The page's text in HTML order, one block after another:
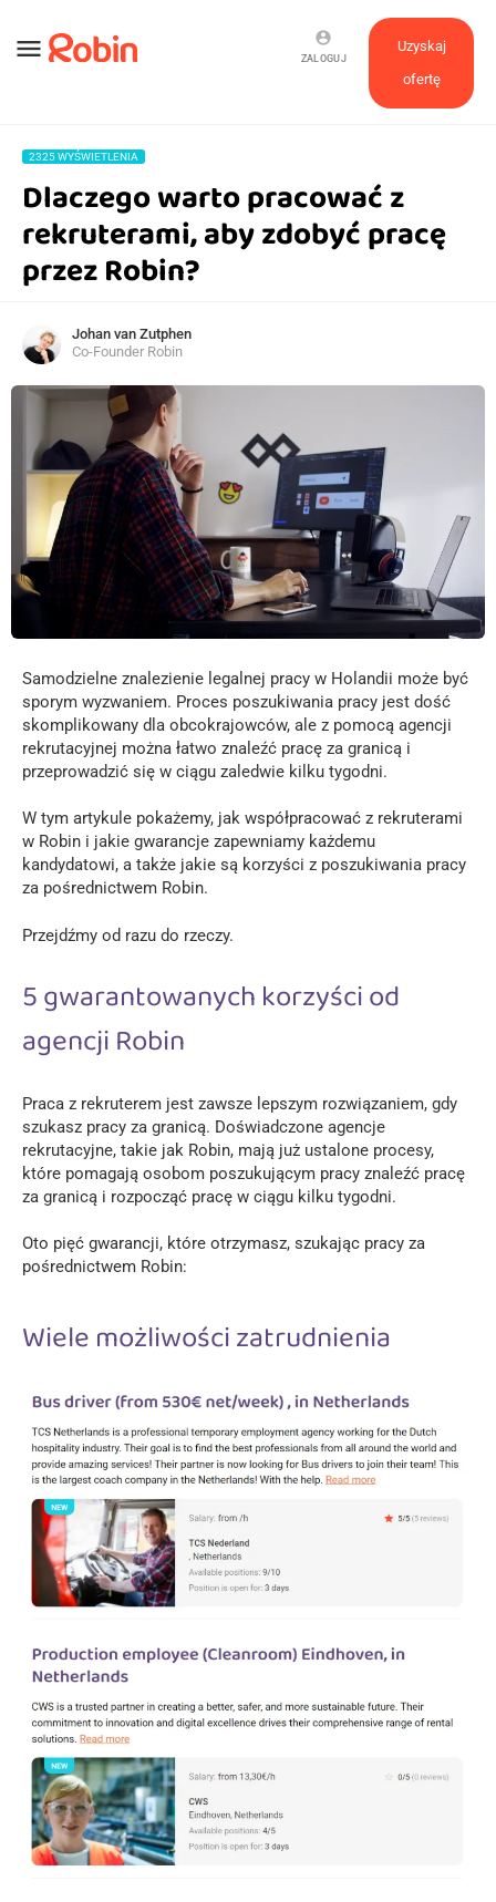
menu
Uzyskaj
ofertę
account_circle
ZALOGUJ
2325 WYŚWIETLENIA
Dlaczego warto pracować z
rekruterami, aby zdobyć pracę
przez Robin?
Johan van Zutphen
Co-Founder Robin
Samodzielne znalezienie legalnej pracy w Holandii może być
sporym wyzwaniem. Proces poszukiwania pracy jest dość
skomplikowany dla obcokrajowców, ale z pomocą agencji
rekrutacyjnej można łatwo znaleźć pracę za granicą i
przeprowadzić się w ciągu zaledwie kilku tygodni.
W tym artykule pokażemy, jak współpracować z rekruterami
w Robin i jakie gwarancje zapewniamy każdemu
kandydatowi, a także jakie są korzyści z poszukiwania pracy
za pośrednictwem Robin.
Przejdźmy od razu do rzeczy.
5 gwarantowanych korzyści od
agencji Robin
Praca z rekruterem jest zawsze lepszym rozwiązaniem, gdy
szukasz pracy za granicą. Doświadczone agencje
rekrutacyjne, takie jak Robin, mają już ustalone procesy,
które pomagają osobom poszukującym pracy znaleźć pracę
za granicą i rozpocząć pracę w ciągu kilku tygodni.
Oto pięć gwarancji, które otrzymasz, szukając pracy za
pośrednictwem Robin:
Wiele możliwości zatrudnienia